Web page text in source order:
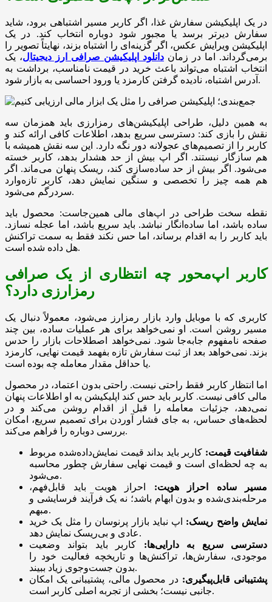
در یک اپلیکیشن سفارش غذا، اگر کاربر مسیر اشتباهی برود، شاید
سفارش دیرتر برسد یا مجبور شود دوباره انتخاب کند. در یک
اپلیکیشن ویرایش عکس، اگر گزینه‌ای را اشتباه بزند، نهایتاً تصویر را
برمی‌گرداند. اما در زمان دانلود اپلیکیشن صرافی ارز دیجیتال، یک
انتخاب اشتباه می‌تواند باعث خرید در قیمت نامناسب، برداشت به
آدرس اشتباه، نادیده گرفتن کارمزد یا ورود احساسی به بازار شود.
به همین دلیل، طراحی اپلیکیشن‌های رمزارزی باید همزمان سه
نقش را بازی کند: دسترسی سریع بدهد، اطلاعات کافی ارائه کند و
کاربر را از تصمیم‌های عجولانه دور نگه دارد. این سه نقش همیشه با
هم سازگار نیستند. اگر اپ بیش از حد هشدار بدهد، کاربر خسته
می‌شود. اگر بیش از حد ساده‌سازی کند، ریسک پنهان می‌ماند. اگر
هم همه چیز را تخصصی و سنگین نمایش دهد، کاربر تازه‌وارد
سردرگم می‌شود.
نقطه سخت طراحی در اپ‌های مالی همین‌جاست: محصول باید
ساده باشد، اما ساده‌انگار نباشد. باید سریع باشد، اما عجله نسازد.
باید کاربر را به اقدام برساند، اما حس نکند فقط به سمت تراکنش
هل داده شده است.
کاربر اپ‌محور چه انتظاری از یک صرافی
رمزارزی دارد؟
کاربری که با موبایل وارد بازار رمزارز می‌شود، معمولاً دنبال یک
مسیر روشن است. او نمی‌خواهد برای هر عملیات ساده، بین چند
صفحه نامفهوم جابه‌جا شود. نمی‌خواهد اصطلاحات بازار را حدس
بزند. نمی‌خواهد بعد از ثبت سفارش تازه بفهمد قیمت نهایی، کارمزد
یا حداقل مقدار معامله چه بوده است.
اما انتظار کاربر فقط راحتی نیست. راحتی بدون اعتماد، در محصول
مالی کافی نیست. کاربر باید حس کند اپلیکیشن به او اطلاعات پنهان
نمی‌دهد، جزئیات معامله را قبل از اقدام روشن می‌کند و در
لحظه‌های حساس، به جای فشار آوردن برای تصمیم سریع، امکان
بررسی دوباره را فراهم می‌کند.
شفافیت قیمت: کاربر باید بداند قیمت نمایش‌داده‌شده مربوط
به چه لحظه‌ای است و قیمت نهایی سفارش چطور محاسبه
می‌شود.
مسیر ساده احراز هویت: احراز هویت باید قابل‌فهم،
مرحله‌بندی‌شده و بدون ابهام باشد؛ نه یک فرآیند فرسایشی و
مبهم.
نمایش واضح ریسک: اپ نباید بازار پرنوسان را مثل یک خرید
عادی و بی‌ریسک نمایش دهد.
دسترسی سریع به دارایی‌ها: کاربر باید بتواند وضعیت
موجودی، سفارش‌ها، تراکنش‌ها و تاریخچه فعالیت خود را
بدون جست‌وجوی زیاد ببیند.
پشتیبانی قابل‌پیگیری: در محصول مالی، پشتیبانی یک امکان
جانبی نیست؛ بخشی از تجربه اصلی کاربر است.